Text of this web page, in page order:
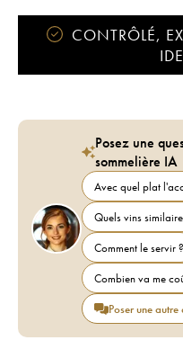
CONTRÔLÉ,
Posez une
sommelière IA
Avec quel plat
Quels vins
Comment le servir ?
Combien va me
Poser une autre